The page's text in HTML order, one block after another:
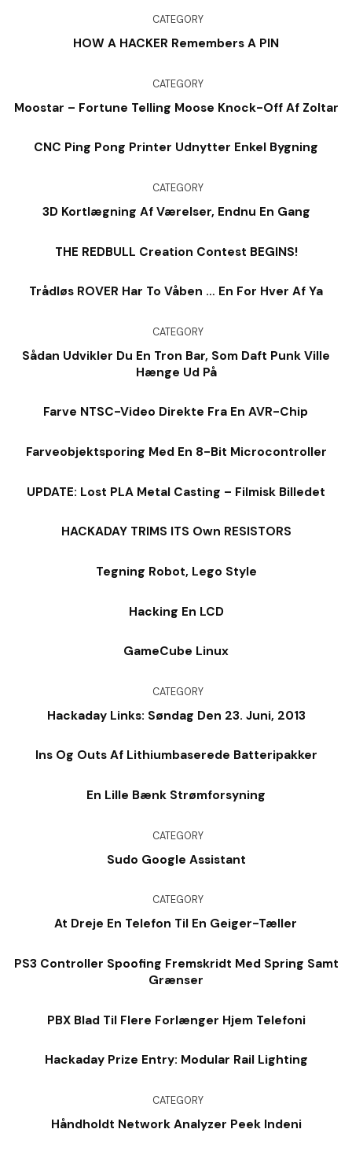
CATEGORY
HOW A HACKER Remembers A PIN
CATEGORY
Moostar – Fortune Telling Moose Knock-Off Af Zoltar
CNC Ping Pong Printer Udnytter Enkel Bygning
CATEGORY
3D Kortlægning Af Værelser, Endnu En Gang
THE REDBULL Creation Contest BEGINS!
Trådløs ROVER Har To Våben … En For Hver Af Ya
CATEGORY
Sådan Udvikler Du En Tron Bar, Som Daft Punk Ville
Hænge Ud På
Farve NTSC-Video Direkte Fra En AVR-Chip
Farveobjektsporing Med En 8-Bit Microcontroller
UPDATE: Lost PLA Metal Casting – Filmisk Billedet
HACKADAY TRIMS ITS Own RESISTORS
Tegning Robot, Lego Style
Hacking En LCD
GameCube Linux
CATEGORY
Hackaday Links: Søndag Den 23. Juni, 2013
Ins Og Outs Af Lithiumbaserede Batteripakker
En Lille Bænk Strømforsyning
CATEGORY
Sudo Google Assistant
CATEGORY
At Dreje En Telefon Til En Geiger-Tæller
PS3 Controller Spoofing Fremskridt Med Spring Samt
Grænser
PBX Blad Til Flere Forlænger Hjem Telefoni
Hackaday Prize Entry: Modular Rail Lighting
CATEGORY
Håndholdt Network Analyzer Peek Indeni